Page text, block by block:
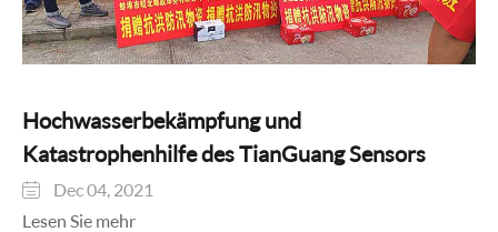
Hochwasserbekämpfung und
Katastrophenhilfe des TianGuang Sensors

Dec 04, 2021
Lesen Sie mehr